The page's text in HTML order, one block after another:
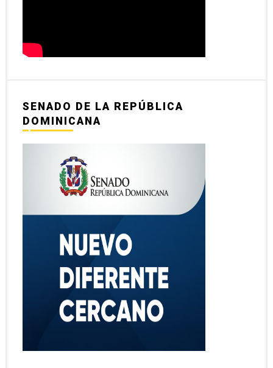
SENADO DE LA REPÚBLICA
DOMINICANA